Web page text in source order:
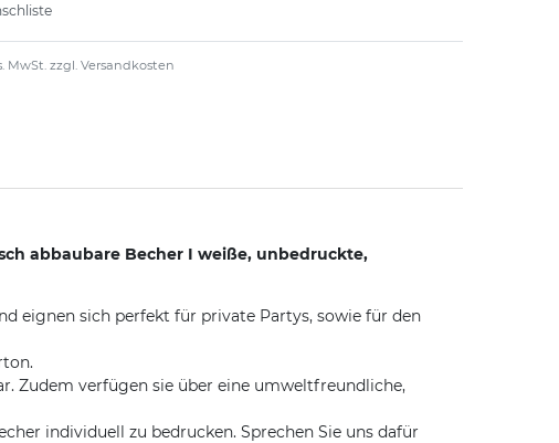
MwSt. zzgl. Versandkosten
abbaubare Becher I weiße, unbedruckte,
eignen sich perfekt für private Partys, sowie für den
Zudem verfügen sie über eine umweltfreundliche,
individuell zu bedrucken. Sprechen Sie uns dafür